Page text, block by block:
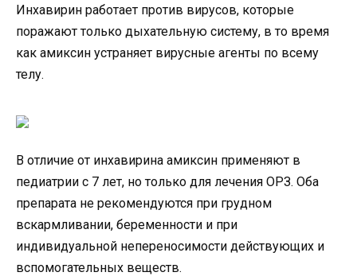
Инхавирин работает против вирусов, которые
поражают только дыхательную систему, в то время
как амиксин устраняет вирусные агенты по всему
телу.
В отличие от инхавирина амиксин применяют в
педиатрии с 7 лет, но только для лечения ОРЗ. Оба
препарата не рекомендуются при грудном
вскармливании, беременности и при
индивидуальной непереносимости действующих и
вспомогательных веществ.